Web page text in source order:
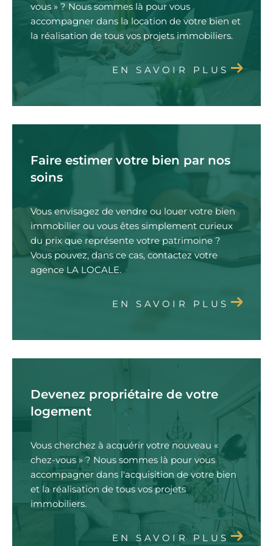
vous » ? Nous sommes là pour vous
accompagner dans la location de votre bien et
la réalisation de tous vos projets immobiliers.
EN SAVOIR PLUS
Faire estimer votre bien par nos
soins
Vous envisagez de vendre ou louer votre bien
immobilier ou vous êtes simplement curieux
du prix que représente votre patrimoine ?
Vous pouvez, dans ce cas, contactez votre
agence LA LOCALE.
EN SAVOIR PLUS
Devenez propriétaire de votre
logement
Vous cherchez à acquérir votre nouveau «
chez-vous » ? Nous sommes là pour vous
accompagner dans l'acquisition de votre bien
et la réalisation de tous vos projets
immobiliers.
EN SAVOIR PLUS